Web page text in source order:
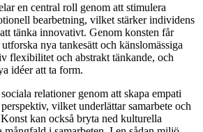
en central roll genom att stimulera
bearbetning, vilket stärker individens
tänka innovativt. Genom konsten får
nya tankesätt och känslomässiga
flexibilitet och abstrakt tänkande, och
idéer att ta form.
relationer genom att skapa empati
vilket underlättar samarbete och
kan också bryta ned kulturella